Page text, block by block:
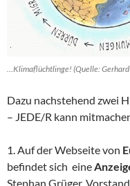
…Klimaflüchtlinge! (Quelle:
Dazu nachstehend zwei
– JEDE/R kann
1. Auf der Webseite von
befindet sich eine
Stephan Grüger,